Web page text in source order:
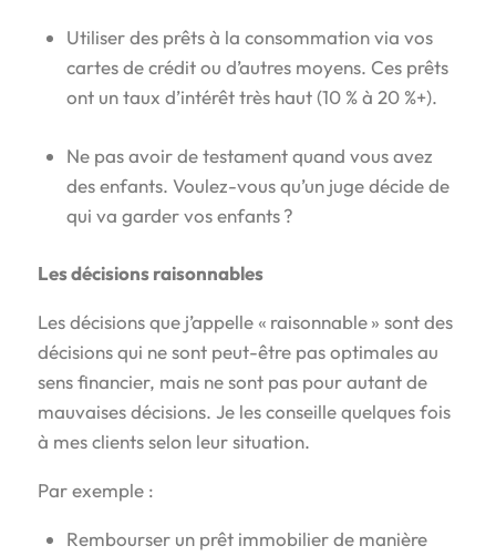
Utiliser des prêts à la consommation via vos
cartes de crédit ou d’autres moyens. Ces prêts
ont un taux d’intérêt très haut (10 % à 20 %+).
Ne pas avoir de testament quand vous avez
des enfants. Voulez-vous qu’un juge décide de
qui va garder vos enfants ?
Les décisions raisonnables
Les décisions que j’appelle « raisonnable » sont des
décisions qui ne sont peut-être pas optimales au
sens financier, mais ne sont pas pour autant de
mauvaises décisions. Je les conseille quelques fois
à mes clients selon leur situation.
Par exemple :
Rembourser un prêt immobilier de manière